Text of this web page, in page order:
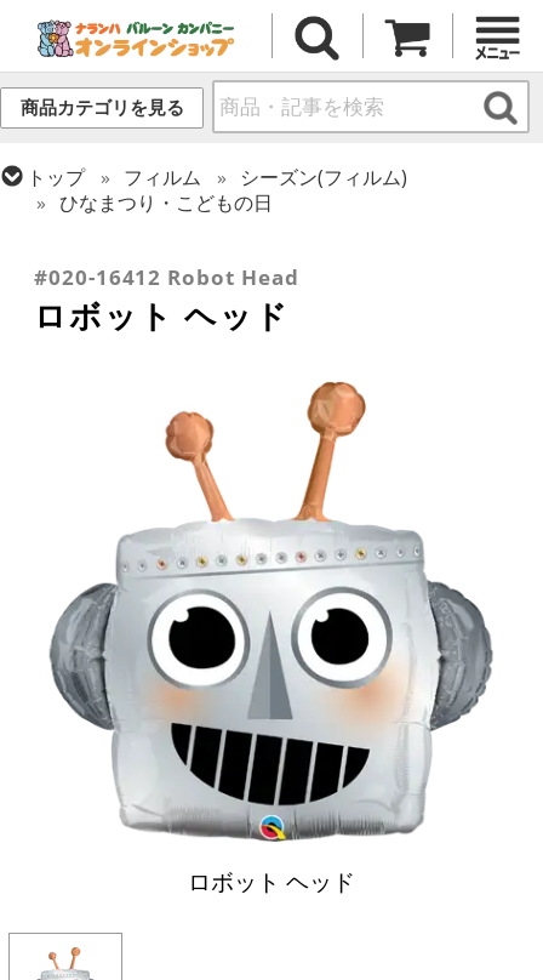
商品カテゴリを見る
トップ フィルム
シーズン(フィルム)
ひなまつり・こどもの日
#020-16412 Robot Head
ロボット ヘッド
ロボット ヘッド